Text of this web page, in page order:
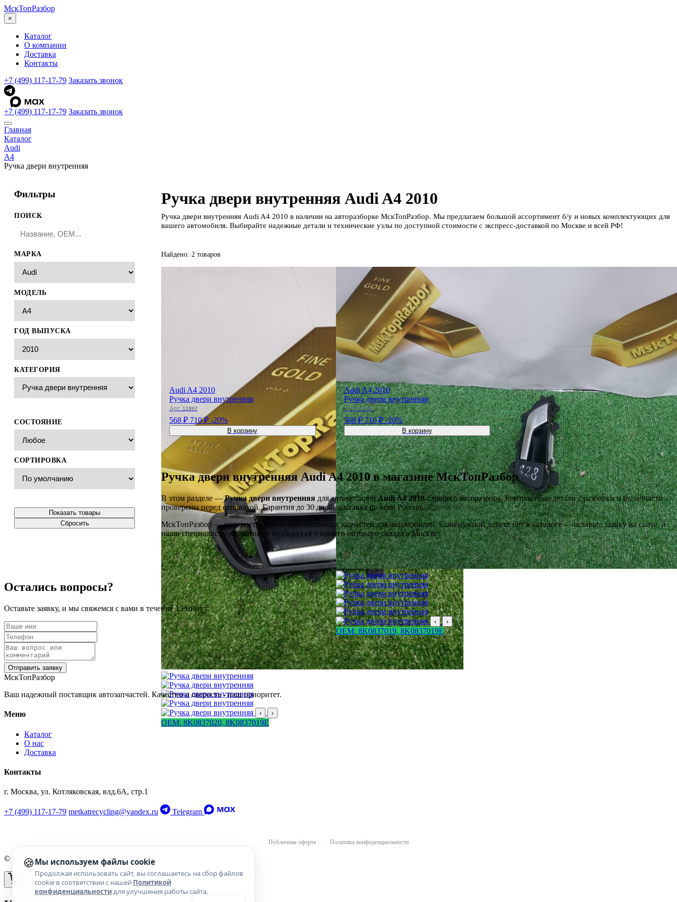
МскТопРазбор
×
Каталог
О компании
Доставка
Контакты
+7 (499) 117-17-79 Заказать звонок
+7 (499) 117-17-79 Заказать звонок
Главная
Каталог
Audi
A4
Ручка двери внутренняя
Фильтры
ПОИСК
МАРКА
МОДЕЛЬ
ГОД ВЫПУСКА
КАТЕГОРИЯ
СОСТОЯНИЕ
СОРТИРОВКА
Показать товары
Сбросить
Ручка двери внутренняя Audi A4 2010
Ручка двери внутренняя Audi A4 2010 в наличии на авторазборке МскТопРазбор. Мы предлагаем большой ассортимент б/у и новых комплектующих для
вашего автомобиля. Выбирайте надежные детали и технические узлы по доступной стоимости с экспресс-доставкой по Москве и всей РФ!
Найдено: 2 товаров
‹ ›
OEM: 8K0837020, 8K0837019E
Audi A4 2010
Ручка двери внутренняя
Арт: 12897
568 ₽ 710 ₽-20%
В корзину
‹ ›
OEM: 8K0837019, 8K0837019E
Audi A4 2010
Ручка двери внутренняя
Арт:10788
568 ₽710 ₽-20%
В корзину
Ручка двери внутренняя Audi A4 2010 в магазине МскТопРазбор
В этом разделе —Ручка двери внутренняя для автомобилейAudi A4 2010с нашего авторазбора. Контрактные детали с разборки и бу запчасти
проверены перед отправкой. Гарантия до 30 дней, доставка по всей России.
МскТопРазбор — интернет-магазин оригинальных запчастей для автомобилей. Если нужной детали нет в каталоге — оставьте заявку на сайте, и
наши специалисты оперативно подберут её с нашего оптового склада в Москве.
Остались вопросы?
Оставьте заявку, и мы свяжемся с вами в течение 15 минут.
Отправить заявку
МскТопРазбор
Ваш надежный поставщик автозапчастей. Качество и скорость - наш приоритет.
Меню
Каталог
О нас
Доставка
Контакты
г. Москва, ул. Котляковская, влд.6А, стр.1
+7 (499) 117-17-79 metkatrecycling@yandex.ru Telegram
Публичная оферта · Политика конфиденциальности
© 2026 МскТопРазбор. Все права защищены.
🍪 Мы используем файлы cookie
Продолжая использовать сайт, вы соглашаетесь на сбор файлов
cookie в соответствии с нашей Политикой
конфиденциальностидля улучшения работы сайта.